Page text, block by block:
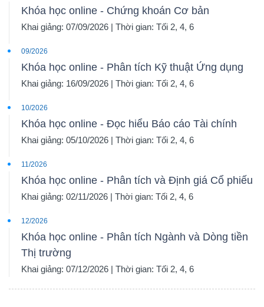
Khóa học online - Chứng khoán Cơ bản
Khai giảng: 07/09/2026 | Thời gian: Tối 2, 4, 6
09/2026
Khóa học online - Phân tích Kỹ thuật Ứng dụng
Khai giảng: 16/09/2026 | Thời gian: Tối 2, 4, 6
10/2026
Khóa học online - Đọc hiểu Báo cáo Tài chính
Khai giảng: 05/10/2026 | Thời gian: Tối 2, 4, 6
11/2026
Khóa học online - Phân tích và Định giá Cổ phiếu
Khai giảng: 02/11/2026 | Thời gian: Tối 2, 4, 6
12/2026
Khóa học online - Phân tích Ngành và Dòng tiền
Thị trường
Khai giảng: 07/12/2026 | Thời gian: Tối 2, 4, 6